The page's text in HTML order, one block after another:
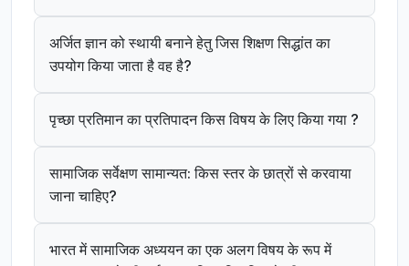
अर्जित ज्ञान को स्थायी बनाने हेतु जिस शिक्षण सिद्धांत का
उपयोग किया जाता है वह है?
पृच्छा प्रतिमान का प्रतिपादन किस विषय के लिए किया गया ?
सामाजिक सर्वेक्षण सामान्यत: किस स्तर के छात्रों से करवाया
जाना चाहिए?
भारत में सामाजिक अध्ययन का एक अलग विषय के रूप में